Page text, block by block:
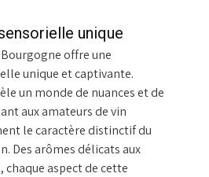
unique
offre une
unique et captivante.
un monde de nuances et de
aux amateurs de vin
le caractère distinctif du
Des arômes délicats aux
chaque aspect de cette